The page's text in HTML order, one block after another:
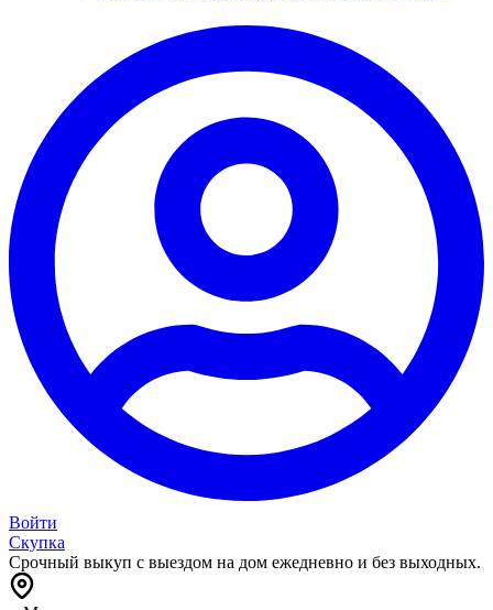
Войти
Скупка
Срочный выкуп с выездом на дом ежедневно и без выходных.